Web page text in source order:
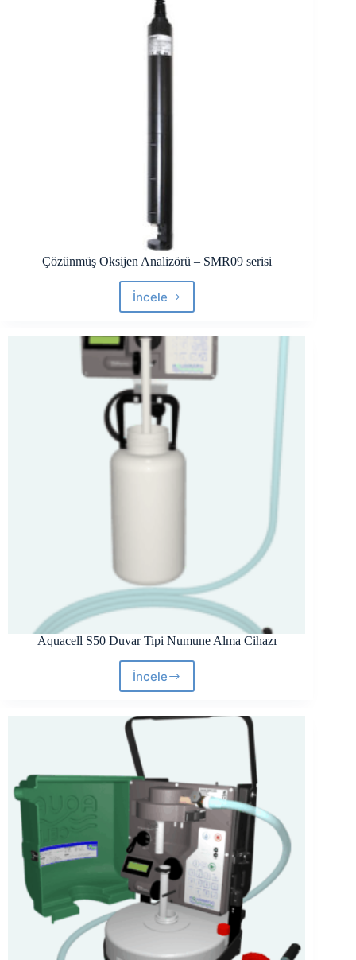
Çözünmüş Oksijen Analizörü – SMR09 serisi
İnceleÇözünmüş
Analizörü
–
SMR09
serisi
Aquacell S50 Duvar Tipi Numune Alma Cihazı
İnceleAquacell
Duvar